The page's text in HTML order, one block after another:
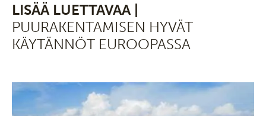
LISÄÄ LUETTAVAA |
PUURAKENTAMISEN HYVÄT
KÄYTÄNNÖT EUROOPASSA